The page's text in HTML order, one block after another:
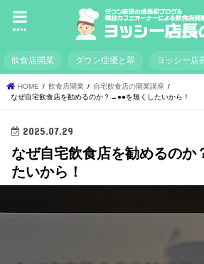
menu
飲食店開業 ダウン症優と翠 ヨッシー店
HOME 飲食店開業
自宅飲食店の開業講座
なぜ自宅飲食店を勧めるのか？→●●を無くしたいから！
2025.07.29
なぜ自宅飲食店を勧めるの
たいから！